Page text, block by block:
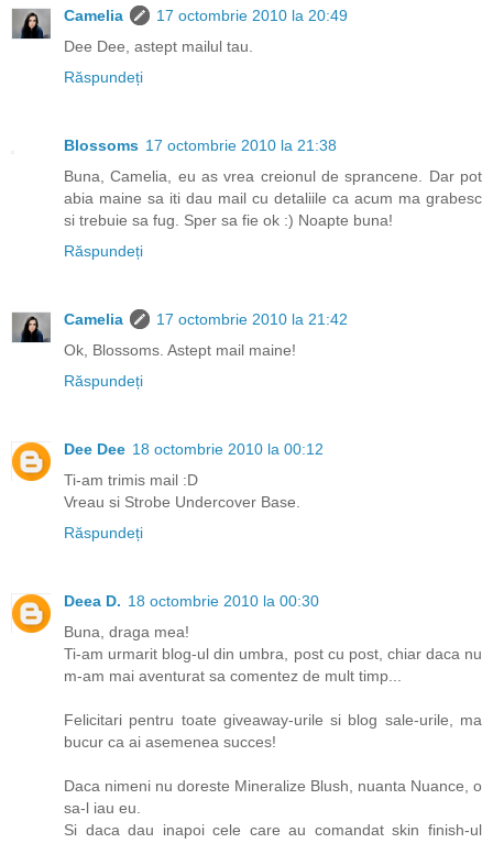
Camelia
17 octombrie 2010 la 20:49
Dee Dee, astept mailul tau.
Răspundeți
Blossoms 17 octombrie 2010 la 21:38
Buna, Camelia, eu as vrea creionul de sprancene. Dar pot
abia maine sa iti dau mail cu detaliile ca acum ma grabesc
si trebuie sa fug. Sper sa fie ok :) Noapte buna!
Răspundeți
Camelia
17 octombrie 2010 la 21:42
Ok, Blossoms. Astept mail maine!
Răspundeți
Dee Dee 18 octombrie 2010 la 00:12
Ti-am trimis mail :D
Vreau si Strobe Undercover Base.
Răspundeți
Deea D. 18 octombrie 2010 la 00:30
Buna, draga mea!
Ti-am urmarit blog-ul din umbra, post cu post, chiar daca nu
m-am mai aventurat sa comentez de mult timp...
Felicitari pentru toate giveaway-urile si blog sale-urile, ma
bucur ca ai asemenea succes!
Daca nimeni nu doreste Mineralize Blush, nuanta Nuance, o
sa-l iau eu.
Si daca dau inapoi cele care au comandat skin finish-ul